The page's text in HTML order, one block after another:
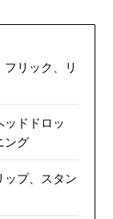
リック、リ
ッドドロッ
ング
ップ、スタン